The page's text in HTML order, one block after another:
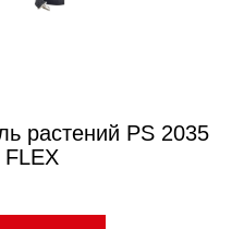
растений PS 2035
FLEX